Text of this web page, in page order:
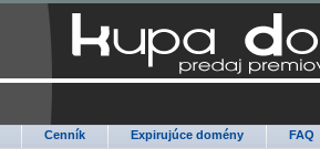
Cenník Expirujúce domény FAQ